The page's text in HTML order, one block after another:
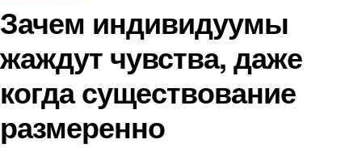
Зачем индивидуумы
жаждут чувства, даже
когда существование
размеренно